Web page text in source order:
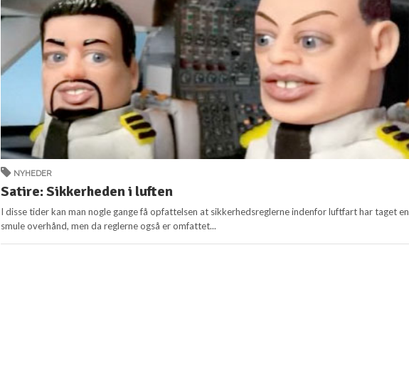
NYHEDER
Satire: Sikkerheden i luften
I disse tider kan man nogle gange få opfattelsen at sikkerhedsreglerne indenfor luftfart har taget en
smule overhånd, men da reglerne også er omfattet...